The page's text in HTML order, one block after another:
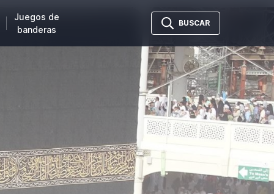
Juegos de
banderas
BUSCAR